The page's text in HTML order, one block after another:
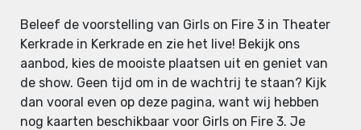
Beleef de voorstelling van Girls on Fire 3 in Theater
Kerkrade in Kerkrade en zie het live! Bekijk ons
aanbod, kies de mooiste plaatsen uit en geniet van
de show. Geen tijd om in de wachtrij te staan? Kijk
dan vooral even op deze pagina, want wij hebben
nog kaarten beschikbaar voor Girls on Fire 3. Je